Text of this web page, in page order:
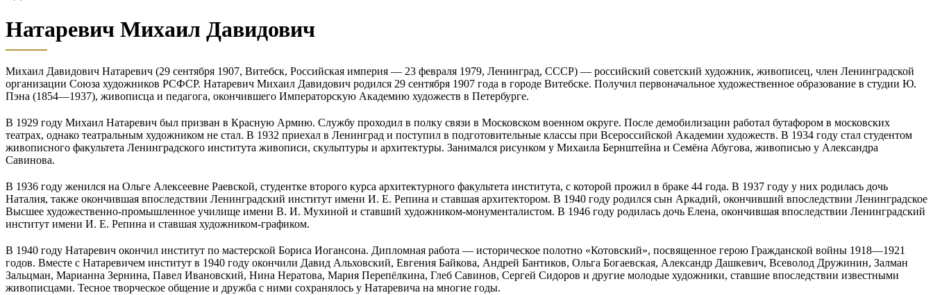
Натаревич Михаил Давидович
Михаил Давидович Натаревич (29 сентября 1907, Витебск, Российская империя — 23 февраля 1979, Ленинград, СССР) — российский советский художник, живописец, член Ленинградской
организации Союза художников РСФСР. Натаревич Михаил Давидович родился 29 сентября 1907 года в городе Витебске. Получил первоначальное художественное образование в студии Ю.
Пэна (1854—1937), живописца и педагога, окончившего Императорскую Академию художеств в Петербурге.
В 1929 году Михаил Натаревич был призван в Красную Армию. Службу проходил в полку связи в Московском военном округе. После демобилизации работал бутафором в московских
театрах, однако театральным художником не стал. В 1932 приехал в Ленинград и поступил в подготовительные классы при Всероссийской Академии художеств. В 1934 году стал студентом
живописного факультета Ленинградского института живописи, скульптуры и архитектуры. Занимался рисунком у Михаила Бернштейна и Семёна Абугова, живописью у Александра
Савинова.
В 1936 году женился на Ольге Алексеевне Раевской, студентке второго курса архитектурного факультета института, с которой прожил в браке 44 года. В 1937 году у них родилась дочь
Наталия, также окончившая впоследствии Ленинградский институт имени И. Е. Репина и ставшая архитектором. В 1940 году родился сын Аркадий, окончивший впоследствии Ленинградское
Высшее художественно-промышленное училище имени В. И. Мухиной и ставший художником-монументалистом. В 1946 году родилась дочь Елена, окончившая впоследствии Ленинградский
институт имени И. Е. Репина и ставшая художником-графиком.
В 1940 году Натаревич окончил институт по мастерской Бориса Иогансона. Дипломная работа — историческое полотно «Котовский», посвященное герою Гражданской войны 1918—1921
годов. Вместе с Натаревичем институт в 1940 году окончили Давид Альховский, Евгения Байкова, Андрей Бантиков, Ольга Богаевская, Александр Дашкевич, Всеволод Дружинин, Залман
Зальцман, Марианна Зернина, Павел Ивановский, Нина Нератова, Мария Перепёлкина, Глеб Савинов, Сергей Сидоров и другие молодые художники, ставшие впоследствии известными
живописцами. Тесное творческое общение и дружба с ними сохранялось у Натаревича на многие годы.